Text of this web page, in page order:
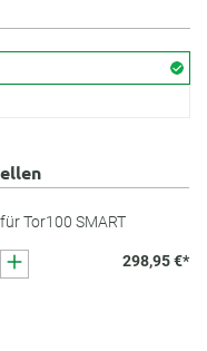
Tor100 SMART
298,95 €*